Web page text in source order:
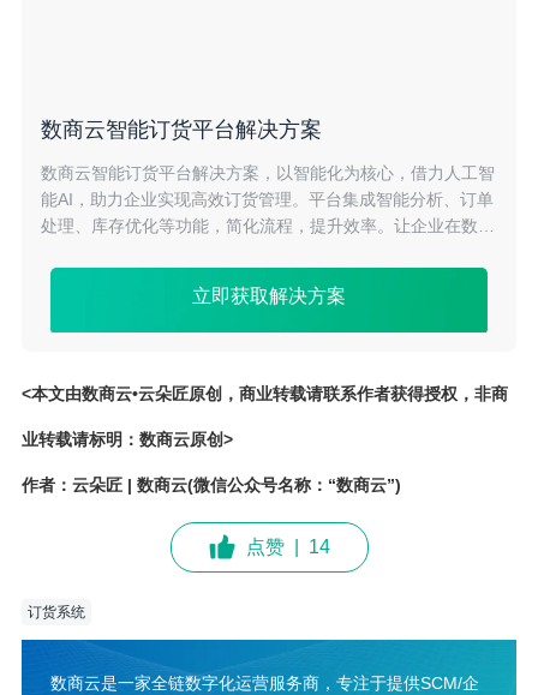
数商云智能订货平台解决方案
数商云智能订货平台解决方案，以智能化为核心，借力人工智
能AI，助力企业实现高效订货管理。平台集成智能分析、订单
处理、库存优化等功能，简化流程，提升效率。让企业在数字
立即获取解决方案
<本文由数商云•云朵匠原创，商业转载请联系作者获得授权，非商
业转载请标明：数商云原创>
作者：云朵匠 | 数商云(微信公众号名称：“数商云”)
点赞 14
订货系统
数商云是一家全链数字化运营服务商，专注于提供SCM/企